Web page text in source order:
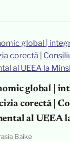
global |
corectă |
al UEEA
Baike